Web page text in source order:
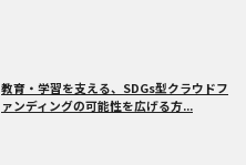
教育・学習を支える、SDGs型クラウドフ
ァンディングの可能性を広げる方...